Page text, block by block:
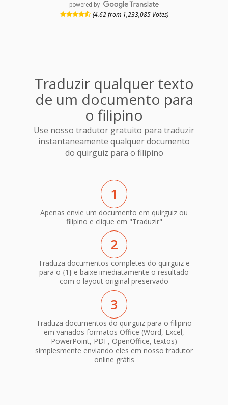
powered by
(4.62 from 1,233,085 Votes)
Traduzir qualquer texto
de um documento para
o filipino
Use nosso tradutor gratuito para traduzir
instantaneamente qualquer documento
do quirguiz para o filipino
1
Apenas envie um documento em quirguiz ou
filipino e clique em "Traduzir"
2
Traduza documentos completes do quirguiz e
para o {1} e baixe imediatamente o resultado
com o layout original preservado
3
Traduza documentos do quirguiz para o filipino
em variados formatos Office (Word, Excel,
PowerPoint, PDF, OpenOffice, textos)
simplesmente enviando eles em nosso tradutor
online grátis